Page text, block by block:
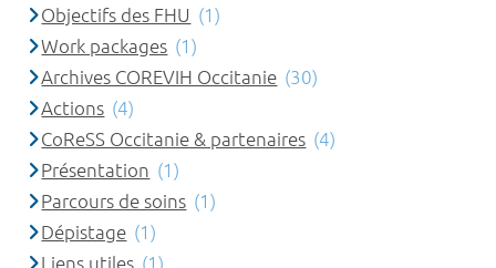
Objectifs des FHU (1)
Work packages (1)
Archives COREVIH Occitanie (30)
Actions (4)
CoReSS Occitanie & partenaires (4)
Présentation (1)
Parcours de soins (1)
Dépistage (1)
Liens utiles (1)